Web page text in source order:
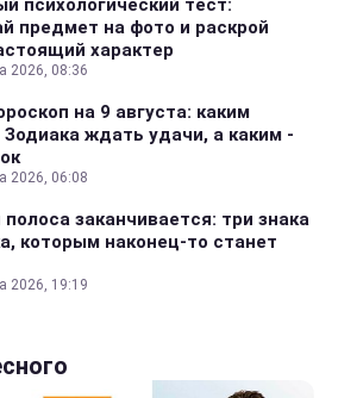
психологический тест:
предмет на фото и раскрой
характер
2026, 08:36
на 9 августа: каким
Зодиака ждать удачи, а каким -
2026, 06:08
полоса заканчивается: три знака
которым наконец-то станет
2026, 19:19